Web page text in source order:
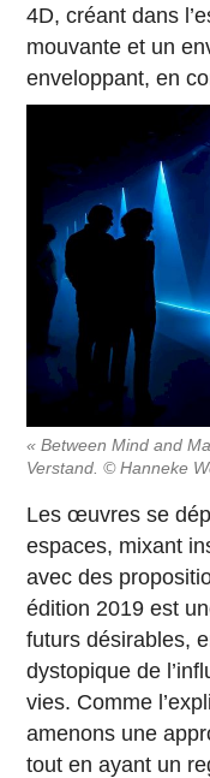
4D, créant dans
mouvante et un
enveloppant, en
« Between Mind and
Verstand. © Hanneke
Les œuvres se
espaces, mixant
avec des
édition 2019 est
futurs désirables,
dystopique de
vies. Comme
amenons une
tout en ayant un